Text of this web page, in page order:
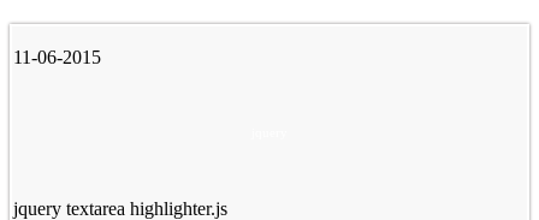
11-06-2015
jquery textarea highlighter.js